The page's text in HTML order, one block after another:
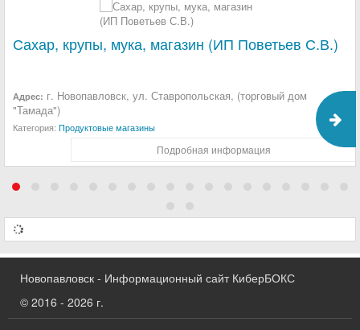
Сахар, крупы, мука, магазин (ИП Поветьев С.В.)
Адрес: г. Новопавловск, ул. Ставропольская, (торговый дом
"Тамада")
Категория: Продуктовые магазины
Подробная информация
Новопавловск - Информационный сайт КиберБОКС
© 2016 - 2026 г.